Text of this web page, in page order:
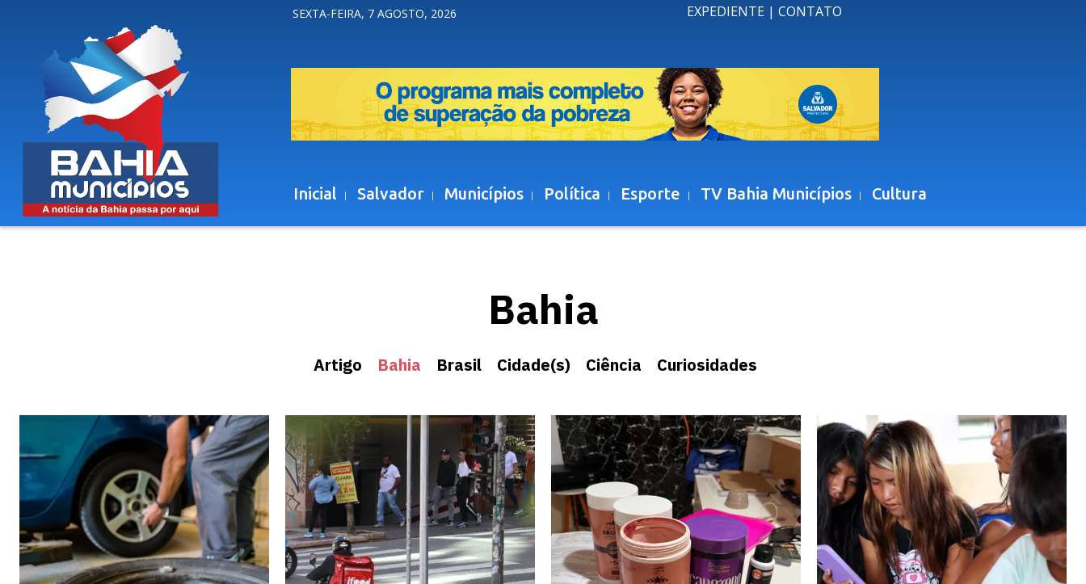
SEXTA-FEIRA, 7 AGOSTO, 2026 EXPEDIENTE | CONTATO
Inicial Salvador Municípios Política Esporte TV Bahia Municípios Cultura
Bahia
Artigo Bahia Brasil Cidade(s) Ciência Curiosidades